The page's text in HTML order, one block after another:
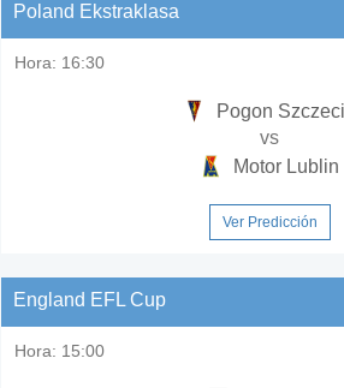
Poland Ekstraklasa
Hora: 16:30
Pogon
vs
Motor Lublin
Ver Predicción
England EFL Cup
Hora: 15:00